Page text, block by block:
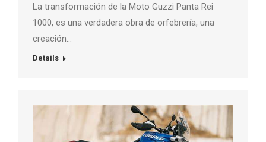
La transformación de la Moto Guzzi Panta Rei
1000, es una verdadera obra de orfebrería, una
creación…
Details